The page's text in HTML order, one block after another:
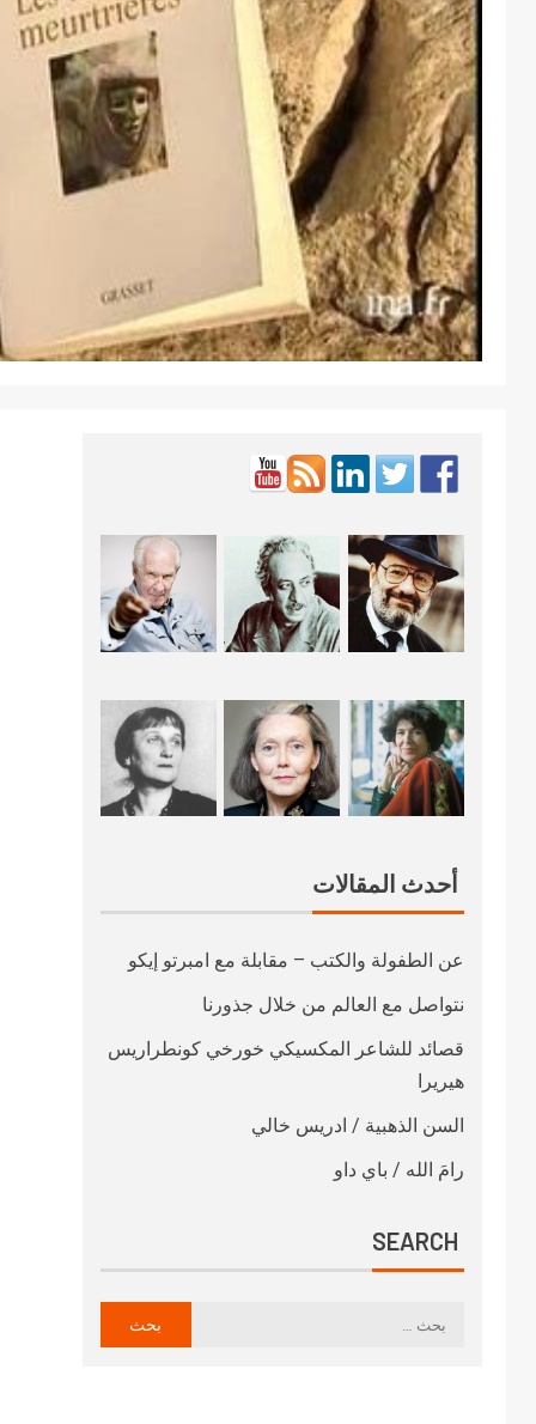
أحدث المقالات
عن الطفولة والكتب – مقابلة مع امبرتو إيكو
نتواصل مع العالم من خلال جذورنا
قصائد للشاعر المكسيكي خورخي كونطراريس
هيريرا
السن الذهبية / ادريس خالي
رامَ الله / باي داو
SEARCH